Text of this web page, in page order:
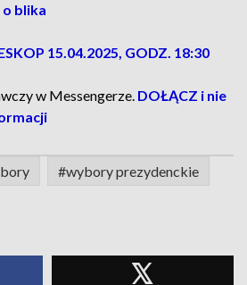
o blika
15.04.2025, GODZ. 18:30
w Messengerze. DOŁĄCZ i nie
#wybory prezydenckie